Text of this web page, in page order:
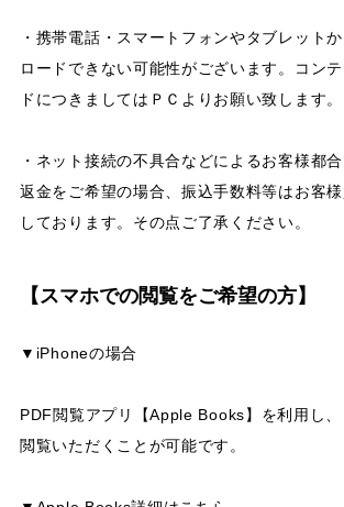
・携帯電話・スマートフォンやタブレット
ロードできない可能性がございます。コン
ドにつきましてはＰＣよりお願い致します。
・ネット接続の不具合などによるお客様都
返金をご希望の場合、振込手数料等はお客
しております。その点ご了承ください。
【スマホでの閲覧をご希望の方】
▼iPhoneの場合
PDF閲覧アプリ【Apple Books】を利用し、
閲覧いただくことが可能です。